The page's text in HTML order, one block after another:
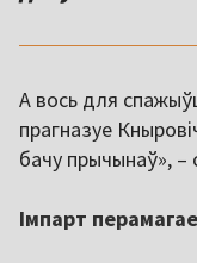
А вось для
прагназуе
бачу прычынаў», –
Імпарт перамагае